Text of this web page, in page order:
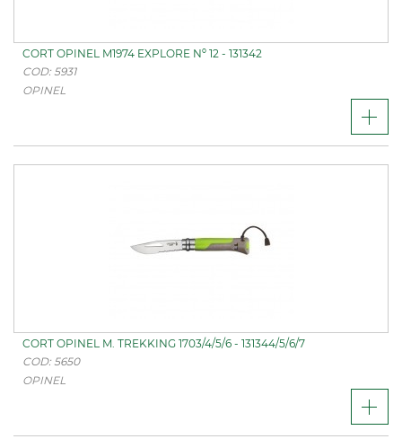
CORT OPINEL M1974 EXPLORE Nº 12 - 131342
COD: 5931
OPINEL
CORT OPINEL M. TREKKING 1703/4/5/6 - 131344/5/6/7
COD: 5650
OPINEL